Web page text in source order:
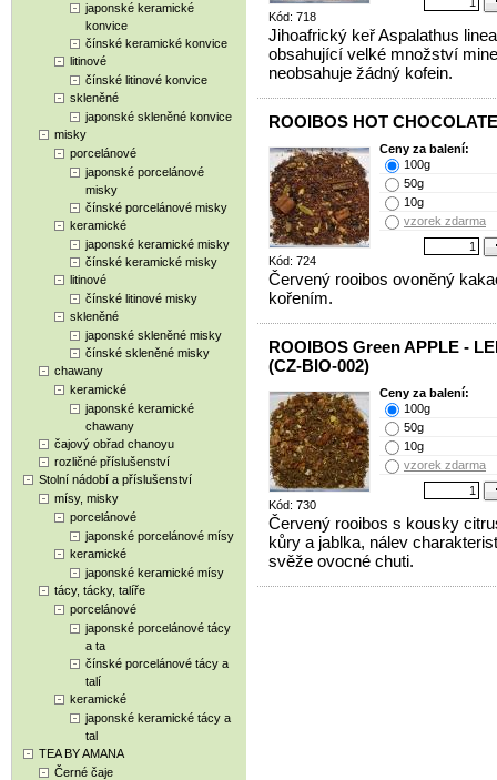
japonské keramické
konvice
čínské keramické konvice
litinové
čínské litinové konvice
skleněné
japonské skleněné konvice
misky
porcelánové
japonské porcelánové
misky
čínské porcelánové misky
keramické
japonské keramické misky
čínské keramické misky
litinové
čínské litinové misky
skleněné
japonské skleněné misky
čínské skleněné misky
chawany
keramické
japonské keramické
chawany
čajový obřad chanoyu
rozličné příslušenství
Stolní nádobí a příslušenství
mísy, misky
porcelánové
japonské porcelánové mísy
keramické
japonské keramické mísy
tácy, tácky, talíře
porcelánové
japonské porcelánové tácy
a ta
čínské porcelánové tácy a
talí
keramické
japonské keramické tácy a
tal
TEA BY AMANA
Černé čaje
Kód: 718
Jihoafrický keř Aspalathus
obsahující velké množství
neobsahuje žádný kofein.
ROOIBOS HOT CHOCOLATE
Kód: 724
Ceny za balení:
100g
50g
10g
vzorek zdarma
Červený rooibos ovoněný
kořením.
ROOIBOS Green APPLE -
(CZ-BIO-002)
Kód: 730
Ceny za balení:
100g
50g
10g
vzorek zdarma
Červený rooibos s kousky
kůry a jablka, nálev
svěže ovocné chuti.